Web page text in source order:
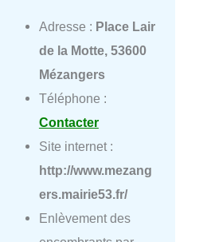
Adresse : Place Lair
de la Motte, 53600
Mézangers
Téléphone :
Contacter
Site internet :
http://www.mezang
ers.mairie53.fr/
Enlèvement des